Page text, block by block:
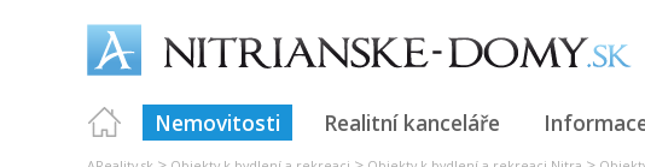
Nemovitosti Realitní kanceláře